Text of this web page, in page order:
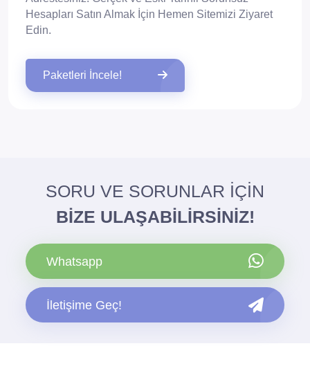
Hesapları Satın Almak İçin Hemen Sitemizi Ziyaret
Edin.
Paketleri İncele!
SORU VE SORUNLAR İÇİN
BİZE ULAŞABİLİRSİNİZ!
Whatsapp
İletişime Geç!